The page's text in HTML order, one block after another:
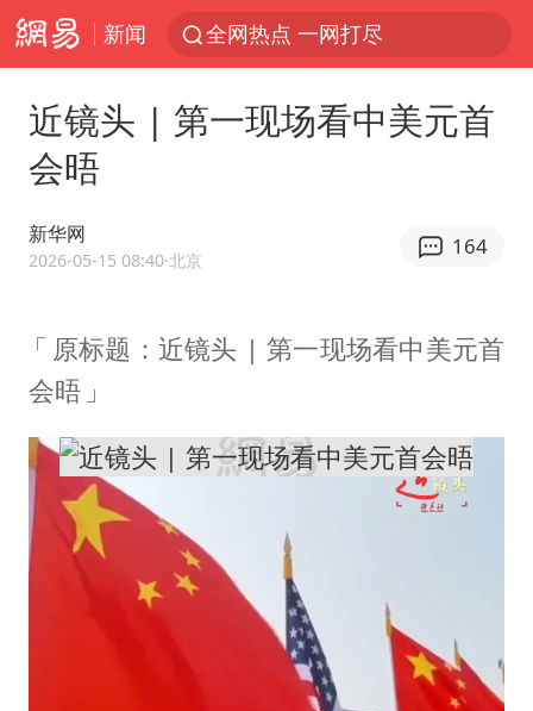
新闻 全网热点 一网打尽
近镜头 | 第一现场看中美元首
会晤
新华网
2026-05-15 08:40·北京
164
原标题：近镜头 | 第一现场看中美元首
会晤